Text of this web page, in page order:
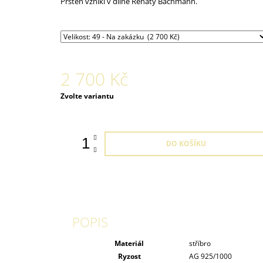
2 700 Kč
Měrná
Zvolte variantu
DO KOŠÍKU
Materiál
stříbro
Ryzost
AG 925/1000
POPIS